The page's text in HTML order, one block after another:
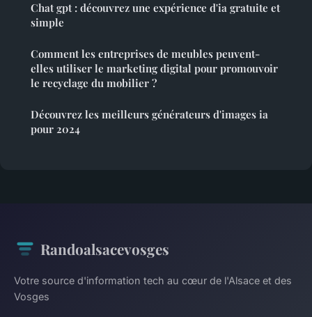
Chat gpt : découvrez une expérience d'ia gratuite et
simple
Comment les entreprises de meubles peuvent-
elles utiliser le marketing digital pour promouvoir
le recyclage du mobilier ?
Découvrez les meilleurs générateurs d'images ia
pour 2024
Randoalsacevosges
Votre source d'information tech au cœur de l'Alsace et des
Vosges